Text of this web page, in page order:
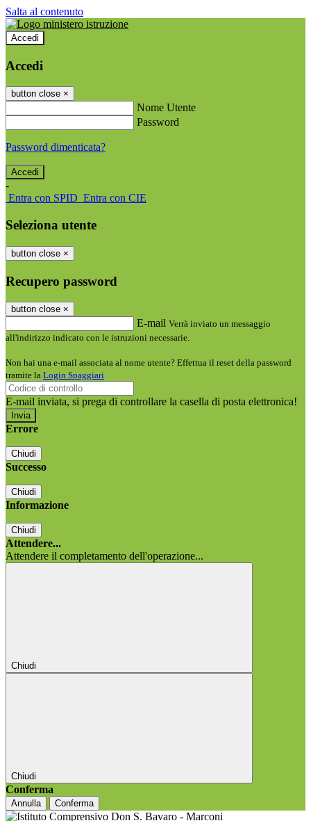
Salta al contenuto
Accedi
Accedi
button close ×
Nome Utente
Password
Password dimenticata?
-
Entra con SPID Entra con CIE
Seleziona utente
button close ×
Recupero password
button close ×
E-mail Verrà inviato un messaggio
all'indirizzo indicato con le istruzioni necessarie.
Non hai una e-mail associata al nome utente? Effettua il reset della password
tramite la Login Spaggiari
E-mail inviata, si prega di controllare la casella di posta elettronica!
Errore
Chiudi
Successo
Chiudi
Informazione
Chiudi
Attendere...
Attendere il completamento dell'operazione...
Chiudi
Chiudi
Conferma
Annulla Conferma